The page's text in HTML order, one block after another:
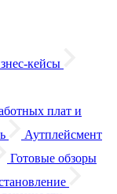
кейсы
плат и
Аутплейсмент
Готовые обзоры